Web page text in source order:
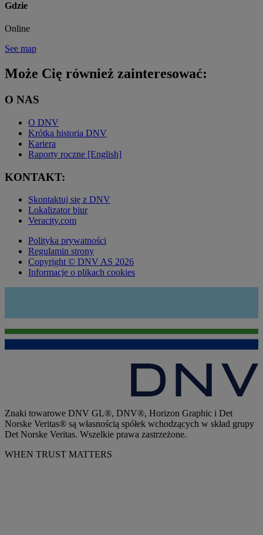
Gdzie
Online
See map
Może Cię również zainteresować:
O NAS
O DNV
Krótka historia DNV
Kariera
Raporty roczne [English]
KONTAKT:
Skontaktuj się z DNV
Lokalizator biur
Veracity.com
Polityka prywatności
Regulamin strony
Copyright © DNV AS 2026
Informacje o plikach cookies
Znaki towarowe DNV GL®, DNV®, Horizon Graphic i Det
Norske Veritas® są własnością spółek wchodzących w skład grupy
Det Norske Veritas. Wszelkie prawa zastrzeżone.
WHEN TRUST MATTERS